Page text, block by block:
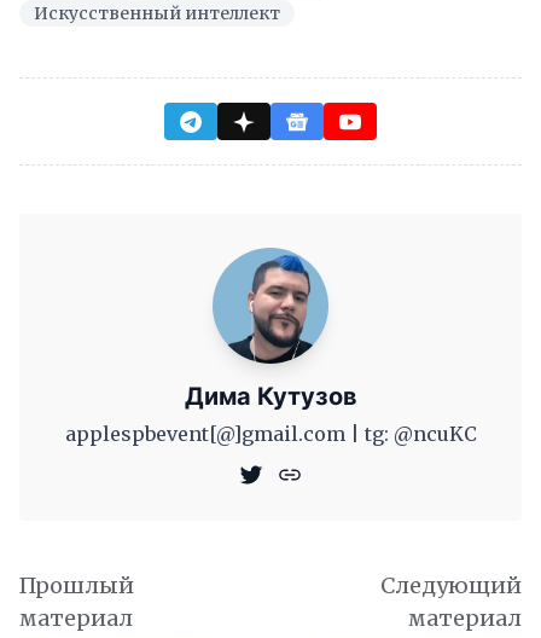
Искусственный интеллект
Дима Кутузов
applespbevent[@]gmail.com | tg: @ncuKC
Прошлый
материал
Следующий
материал